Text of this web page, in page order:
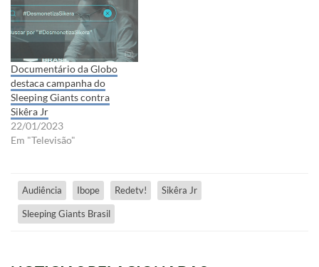
Documentário da Globo
destaca campanha do
Sleeping Giants contra
Sikêra Jr
22/01/2023
Em "Televisão"
Audiência Ibope Redetv! Sikêra Jr
Sleeping Giants Brasil